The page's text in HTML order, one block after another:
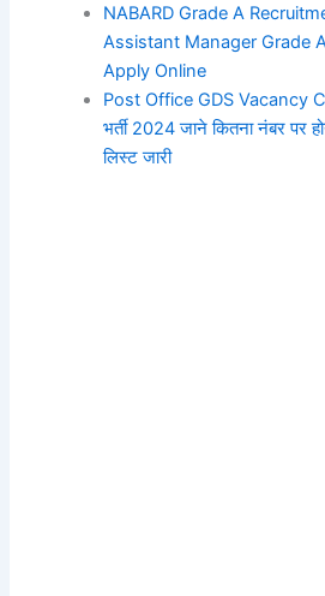
NABARD Grade A
Assistant Manager Grade
Apply Online
Post Office GDS Vacancy
भर्ती 2024 जाने कितना नंबर
लिस्ट जारी